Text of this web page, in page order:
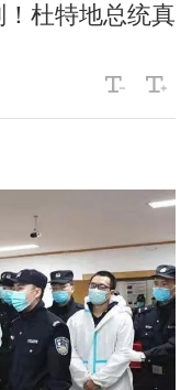
杜特地总统真